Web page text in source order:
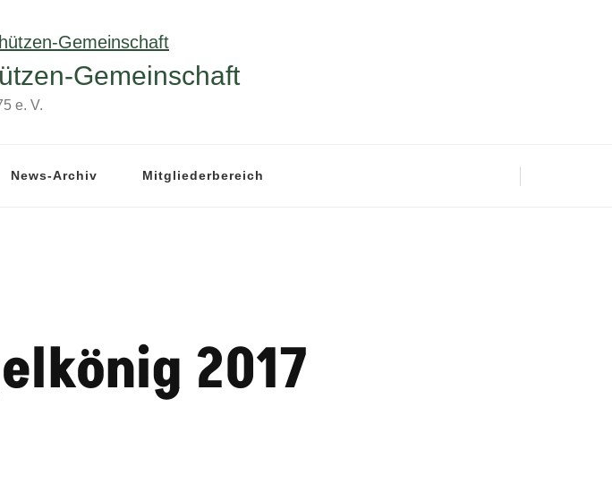
Gemeinschaft
e. V.
News-Archiv Mitgliederbereich
2017